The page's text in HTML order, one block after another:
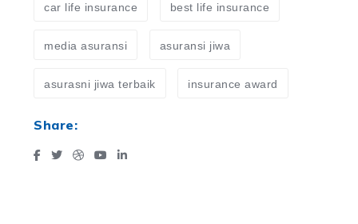
car life insurance best life insurance
media asuransi asuransi jiwa
asurasni jiwa terbaik insurance award
Share: